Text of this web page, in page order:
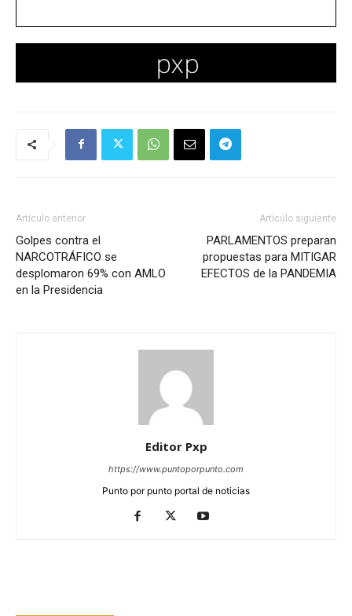
Artículo anterior
Golpes contra el
NARCOTRÁFICO se
desplomaron 69% con AMLO
en la Presidencia
Artículo siguiente
PARLAMENTOS preparan
propuestas para MITIGAR
EFECTOS de la PANDEMIA
Editor Pxp
https://www.puntoporpunto.com
Punto por punto portal de noticias